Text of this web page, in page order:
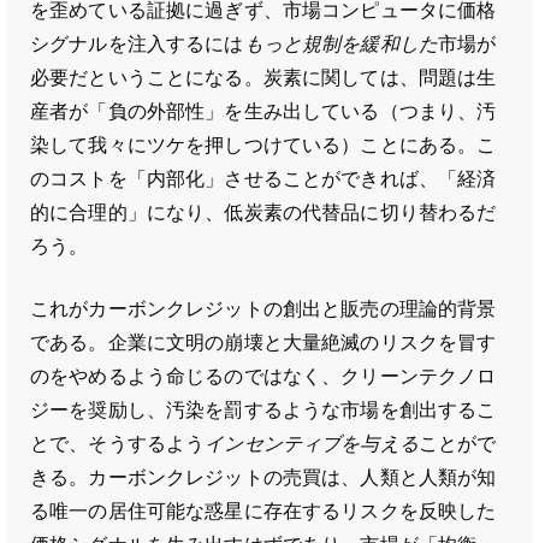
を歪めている証拠に過ぎず、市場コンピュータに価格
シグナルを注入するには もっと規制を緩和した市場が
必要だということになる。炭素に関しては、問題は生
産者が「負の外部性」を生み出している（つまり、汚
染して我々にツケを押しつけている）ことにある。こ
のコストを「内部化」させることができれば、「経済
的に合理的」になり、低炭素の代替品に切り替わるだ
ろう。
これがカーボンクレジットの創出と販売の理論的背景
である。企業に文明の崩壊と大量絶滅のリスクを冒す
のをやめるよう命じるのではなく、クリーンテクノロ
ジーを奨励し、汚染を罰するような市場を創出するこ
とで、そうするよう インセンティブを与えることがで
きる。カーボンクレジットの売買は、人類と人類が知
る唯一の居住可能な惑星に存在するリスクを反映した